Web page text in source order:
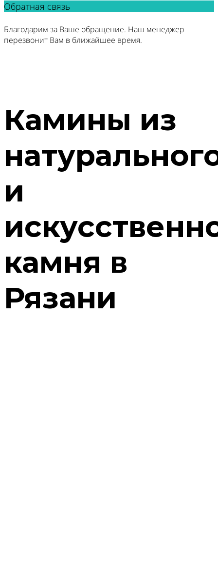
Обратная связь
Благодарим за Ваше обращение. Наш менеджер
перезвонит Вам в ближайшее время.
Камины из
и
камня в
Рязани